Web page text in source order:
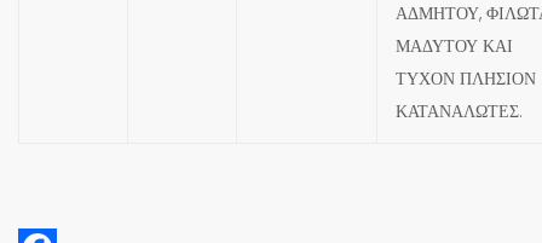
ΑΔΜΗΤΟΥ,
ΜΑΔΥΤΟΥ ΚΑΙ
ΤΥΧΟΝ ΠΛΗΣΙΟΝ
ΚΑΤΑΝΑΛΩΤΕΣ.